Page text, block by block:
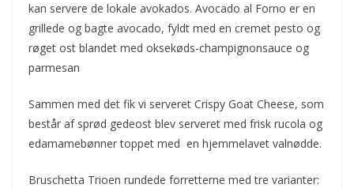
kan servere de lokale avokados. Avocado al Forno er en
grillede og bagte avocado, fyldt med en cremet pesto og
røget ost blandet med oksekøds-champignonsauce og
parmesan
Sammen med det fik vi serveret Crispy Goat Cheese, som
består af sprød gedeost blev serveret med frisk rucola og
edamamebønner toppet med en hjemmelavet valnødde.
Bruschetta Trioen rundede forretterne med tre varianter: